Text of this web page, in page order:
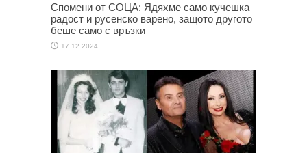
Спомени от СОЦА: Ядяхме само кучешка
радост и русенско варено, защото другото
беше само с връзки
17.12.2024